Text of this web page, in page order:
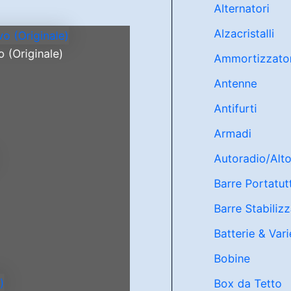
(Originale)
Alternatori
Alzacristalli
Antenne
Antifurti
Armadi
Autoradio/
Barre
Barre
Batterie &
Bobine
Box da Tetto